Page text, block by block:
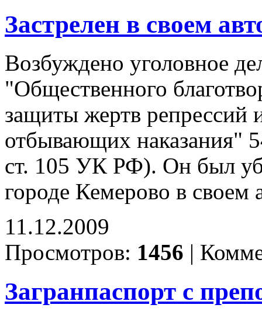
Заcтрелен в своем
Возбуждено уголовное
"Общественного
защиты жертв
отбывающих наказания"
ст. 105 УК РФ). Он был
городе Кемерово в своем
11.12.2009
Просмотров: 1456 |
Загранпаспорт с